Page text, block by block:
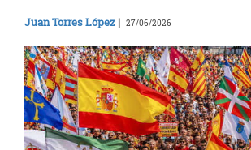
Juan Torres López | 27/06/2026